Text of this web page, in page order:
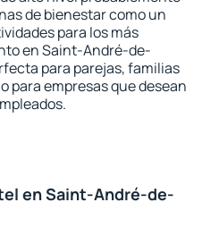
de bienestar como un
para los más
en Saint-André-de-
para parejas, familias
para empresas que desean
en Saint-André-de-